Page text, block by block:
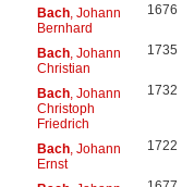
Bach, Johann
Bernhard
1676
Bach, Johann
Christian
1735
Bach, Johann
Christoph
Friedrich
1732
Bach, Johann
Ernst
1722